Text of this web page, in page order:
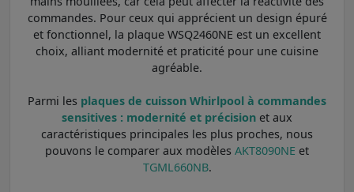
commandes. Pour ceux qui apprécient un design épuré
et fonctionnel, la plaque WSQ2460NE est un excellent
choix, alliant modernité et praticité pour une cuisine
agréable.
Parmi les plaques de cuisson Whirlpool à commandes
sensitives : modernité et précision et aux
caractéristiques principales les plus proches, nous
pouvons le comparer aux modèles AKT8090NE et
TGML660NB.